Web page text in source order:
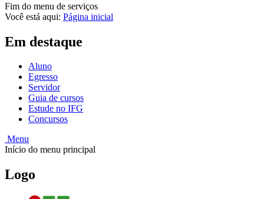
Fim do menu de serviços
Você está aqui: Página inicial
Em destaque
Aluno
Egresso
Servidor
Guia de cursos
Estude no IFG
Concursos
Menu
Início do menu principal
Logo